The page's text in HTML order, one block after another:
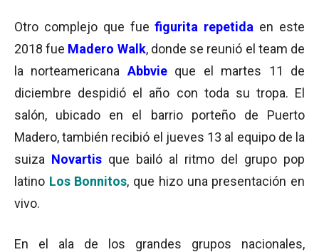
Otro complejo que fuefigurita repetida en este
2018 fue Madero Walk, donde se reunió el team de
la norteamericana Abbvie que el martes 11 de
diciembre despidió el año con toda su tropa. El
salón, ubicado en el barrio porteño de Puerto
Madero, también recibió el jueves 13 al equipo de la
suiza Novartis que bailó al ritmo del grupo pop
latino Los Bonnitos, que hizo una presentación en
vivo.
En el ala de los grandes grupos nacionales,